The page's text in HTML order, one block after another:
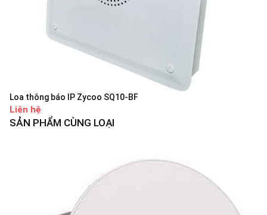
Loa thông báo IP Zycoo SQ10-BF
Liên hệ
SẢN PHẨM CÙNG LOẠI